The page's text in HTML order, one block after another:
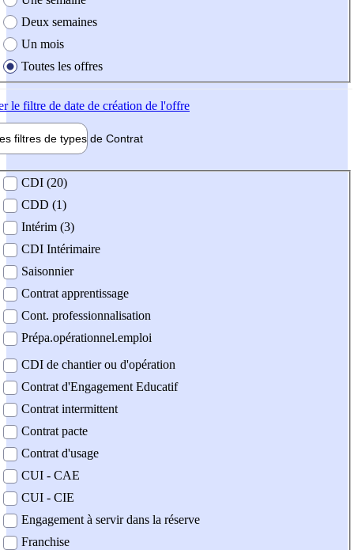
Deux semaines
Un mois
Toutes les offres
le filtre de date de création de l'offre
filtres de types de Contrat
contrat
CDI (20)
CDD (1)
Intérim (3)
CDI Intérimaire
Saisonnier
Contrat apprentissage
Cont. professionnalisation
Prépa.opérationnel.emploi
CDI de chantier ou d'opération
Contrat d'Engagement Educatif
Contrat intermittent
Contrat pacte
Contrat d'usage
CUI - CAE
CUI - CIE
Engagement à servir dans la réserve
Franchise